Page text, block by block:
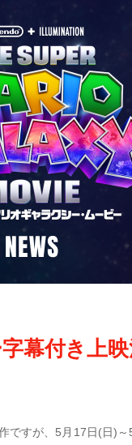
幕付き上映
ですが、5月17日(日)